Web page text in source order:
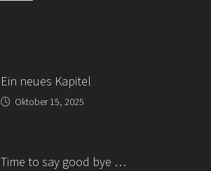
Ein neues Kapitel
Oktober 15, 2025
Time to say good bye …